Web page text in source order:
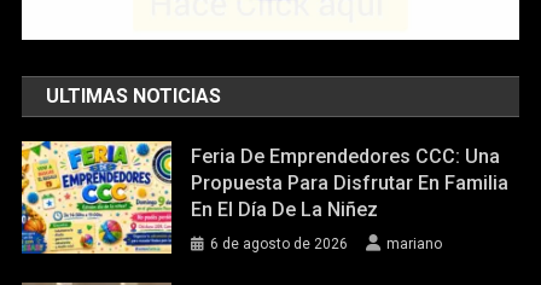
ULTIMAS NOTICIAS
Feria De Emprendedores CCC: Una
Propuesta Para Disfrutar En Familia
En El Día De La Niñez
6 de agosto de 2026 mariano